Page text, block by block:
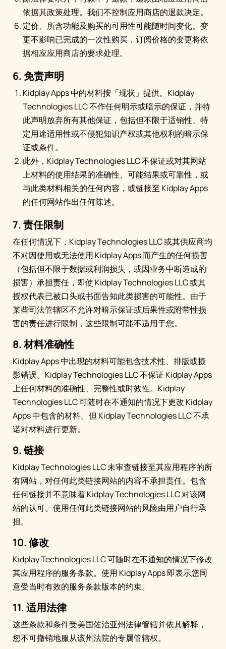
依据其政策处理。我们不控制应用商店的退款决定。
定价、所含功能及购买的可用性可能随时间变化。变
更不影响已完成的一次性购买，订阅价格的变更将依
据相应应用商店的要求处理。
6. 免责声明
Kidplay Apps 中的材料按「现状」提供。Kidplay
Technologies LLC 不作任何明示或暗示的保证，并特
此声明放弃所有其他保证，包括但不限于适销性、特
定用途适用性或不侵犯知识产权或其他权利的暗示保
证或条件。
此外，Kidplay Technologies LLC 不保证或对其网站
上材料的使用结果的准确性、可能结果或可靠性，或
与此类材料相关的任何内容，或链接至 Kidplay Apps
的任何网站作出任何陈述。
7. 责任限制
在任何情况下，Kidplay Technologies LLC 或其供应商均
不对因使用或无法使用 Kidplay Apps 而产生的任何损害
（包括但不限于数据或利润损失，或因业务中断造成的
损害）承担责任，即使 Kidplay Technologies LLC 或其
授权代表已被口头或书面告知此类损害的可能性。由于
某些司法管辖区不允许对暗示保证或后果性或附带性损
害的责任进行限制，这些限制可能不适用于您。
8. 材料准确性
Kidplay Apps 中出现的材料可能包含技术性、排版或摄
影错误。Kidplay Technologies LLC 不保证 Kidplay Apps
上任何材料的准确性、完整性或时效性。Kidplay
Technologies LLC 可随时在不通知的情况下更改 Kidplay
Apps 中包含的材料。但 Kidplay Technologies LLC 不承
诺对材料进行更新。
9. 链接
Kidplay Technologies LLC 未审查链接至其应用程序的所
有网站，对任何此类链接网站的内容不承担责任。包含
任何链接并不意味着 Kidplay Technologies LLC 对该网
站的认可。使用任何此类链接网站的风险由用户自行承
担。
10. 修改
Kidplay Technologies LLC 可随时在不通知的情况下修改
其应用程序的服务条款。使用 Kidplay Apps 即表示您同
意受当时有效的服务条款版本的约束。
11. 适用法律
这些条款和条件受美国佐治亚州法律管辖并依其解释，
您不可撤销地服从该州法院的专属管辖权。